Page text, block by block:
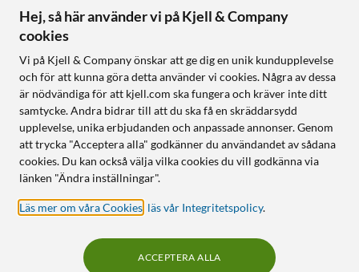
Följ oss
Handla från:
Sverige
Norge
Hej, så här använder vi på Kjell & Company
cookies
Vi på Kjell & Company önskar att ge dig en unik kundupplevelse
och för att kunna göra detta använder vi cookies. Några av dessa
är nödvändiga för att kjell.com ska fungera och kräver inte ditt
samtycke. Andra bidrar till att du ska få en skräddarsydd
upplevelse, unika erbjudanden och anpassade annonser. Genom
att trycka "Acceptera alla" godkänner du användandet av sådana
cookies. Du kan också välja vilka cookies du vill godkänna via
länken "Ändra inställningar".
Läs mer om våra Cookies läs vår Integritetspolicy.
ACCEPTERA ALLA